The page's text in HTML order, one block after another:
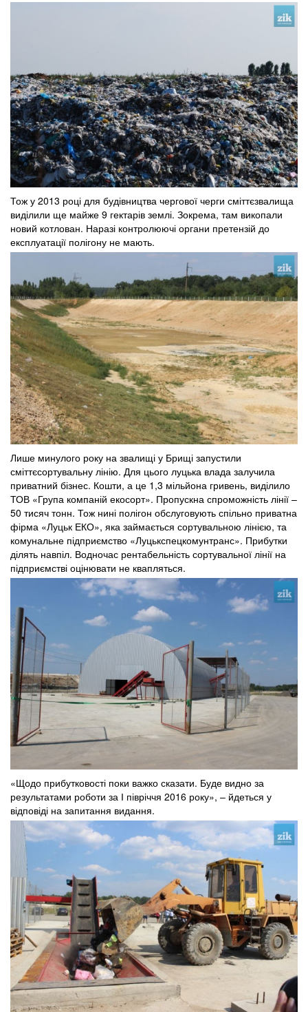
Тож у 2013 році для будівництва чергової черги сміттєзвалища
виділили ще майже 9 гектарів землі. Зокрема, там викопали
новий котлован. Наразі контролюючі органи претензій до
експлуатації полігону не мають.
Лише минулого року на звалищі у Брищі запустили
сміттєсортувальну лінію. Для цього луцька влада залучила
приватний бізнес. Кошти, а це 1,3 мільйона гривень, виділило
ТОВ «Група компаній екосорт». Пропускна спроможність лінії –
50 тисяч тонн. Тож нині полігон обслуговують спільно приватна
фірма «Луцьк ЕКО», яка займається сортувальною лінією, та
комунальне підприємство «Луцькспецкомунтранс». Прибутки
ділять навпіл. Водночас рентабельність сортувальної лінії на
підприємстві оцінювати не квапляться.
«Щодо прибутковості поки важко сказати. Буде видно за
результатами роботи за І півріччя 2016 року», – йдеться у
відповіді на запитання видання.